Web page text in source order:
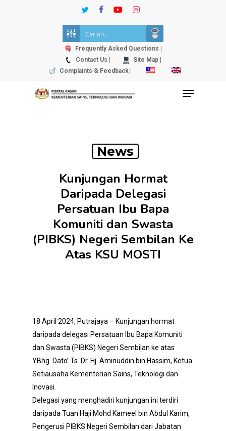
twitterfacebookyoutubeinstagram
Frequently Asked Questions |
Contact Us |
Site Map |
Complaints & Feedback |
Menu
News
Kunjungan Hormat
Daripada Delegasi
Persatuan Ibu Bapa
Komuniti dan Swasta
(PIBKS) Negeri Sembilan Ke
Atas KSU MOSTI
18 April 2024, Putrajaya – Kunjungan hormat
daripada delegasi Persatuan Ibu Bapa Komuniti
dan Swasta (PIBKS) Negeri Sembilan ke atas
YBhg. Dato’ Ts. Dr. Hj. Aminuddin bin Hassim, Ketua
Setiausaha Kementerian Sains, Teknologi dan
Inovasi.
Delegasi yang menghadiri kunjungan ini terdiri
daripada Tuan Haji Mohd Kameel bin Abdul Karim,
Pengerusi PIBKS Negeri Sembilan dari Jabatan